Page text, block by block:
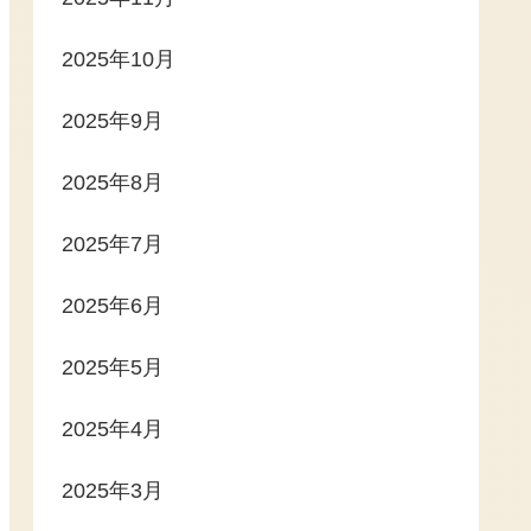
2025年10月
2025年9月
2025年8月
2025年7月
2025年6月
2025年5月
2025年4月
2025年3月